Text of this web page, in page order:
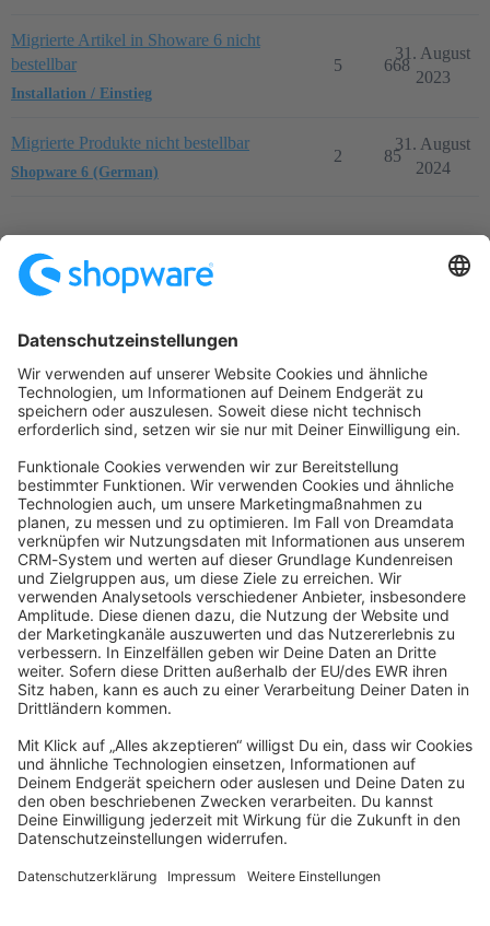
Migrierte Artikel in Showare 6 nicht
bestellbar
Installation / Einstieg
5 668
31. August
2023
Migrierte Produkte nicht bestellbar
Shopware 6 (German)
2 85
31. August
2024
Angetrieben vonDiscourse, beste Erfahrung mit aktiviertem
community@shopware.com
Company
Press
Jobs
Newsletter
Store
Shopware 6 Handbook by
Splendid (German)
Shopware 6 - Product Feedback &